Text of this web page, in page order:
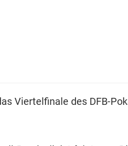
Viertelfinale des DFB-